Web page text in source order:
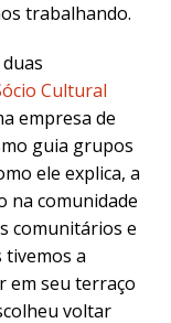
trabalhando.
Cultural
empresa de
guia grupos
ele explica, a
na comunidade
comunitários e
tivemos a
em seu terraço
voltar